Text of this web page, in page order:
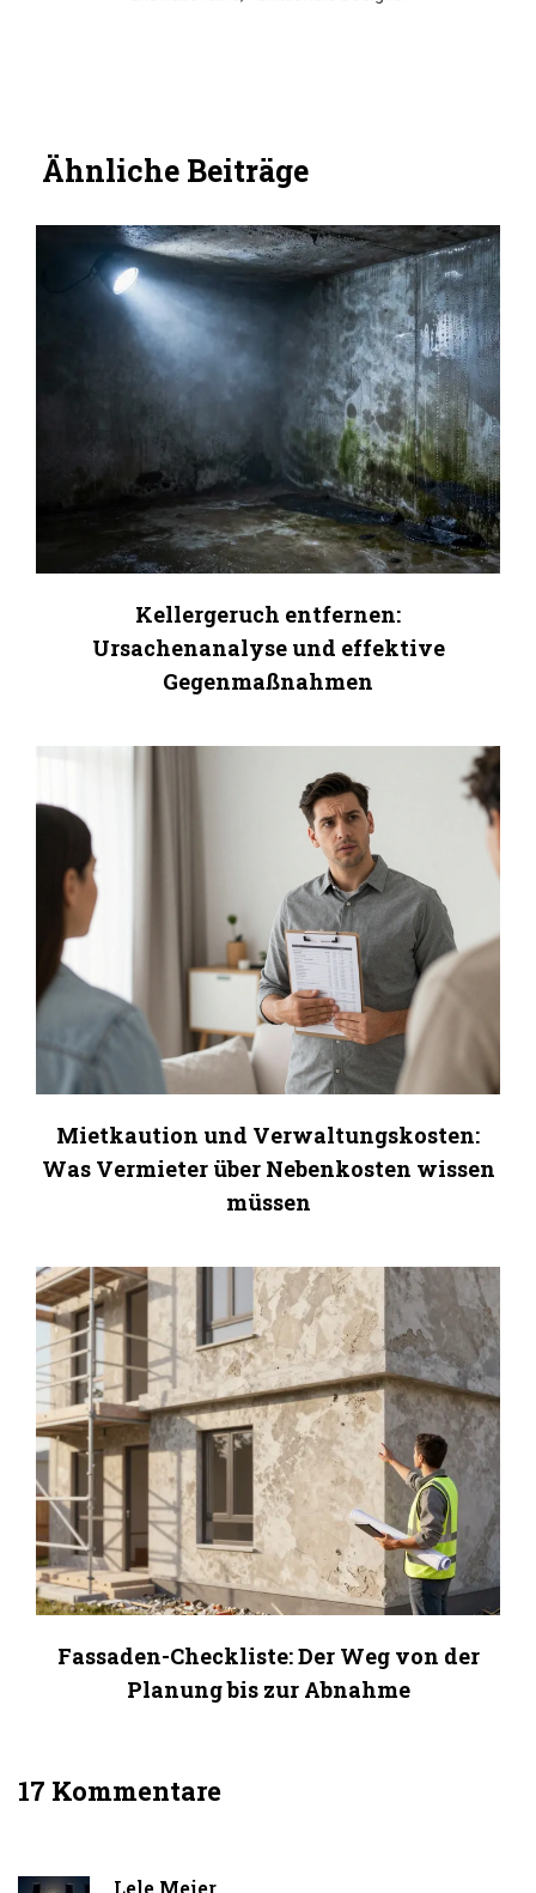
Ähnliche Beiträge
Kellergeruch entfernen:
Ursachenanalyse und effektive
Gegenmaßnahmen
Mietkaution und Verwaltungskosten:
Was Vermieter über Nebenkosten wissen
müssen
Fassaden-Checkliste: Der Weg von der
Planung bis zur Abnahme
17 Kommentare